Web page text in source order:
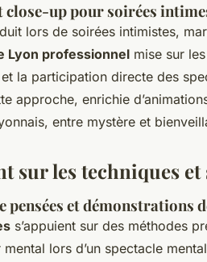
up pour soirées
lors de soirées intimistes,
Lyon professionnel mise sur
la participation directe des
approche, enrichie
entre mystère et
sur les techniques et
pensées et démonstrations
s’appuient sur des méthodes
lors d’un spectacle